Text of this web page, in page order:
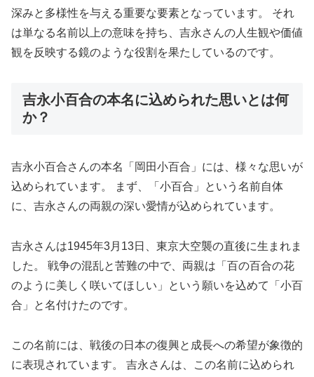
深みと多様性を与える重要な要素となっています。 それ
は単なる名前以上の意味を持ち、吉永さんの人生観や価値
観を反映する鏡のような役割を果たしているのです。
吉永小百合の本名に込められた思いとは何
か？
吉永小百合さんの本名「岡田小百合」には、様々な思いが
込められています。 まず、「小百合」という名前自体
に、吉永さんの両親の深い愛情が込められています。
吉永さんは1945年3月13日、東京大空襲の直後に生まれま
した。 戦争の混乱と苦難の中で、両親は「百の百合の花
のように美しく咲いてほしい」という願いを込めて「小百
合」と名付けたのです。
この名前には、戦後の日本の復興と成長への希望が象徴的
に表現されています。 吉永さんは、この名前に込められ